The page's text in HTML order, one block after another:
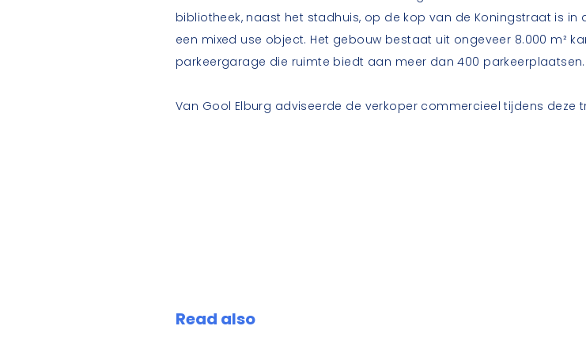
bibliotheek, naast het stadhuis, op de kop van de Koningstraat is
een mixed use object. Het gebouw bestaat uit ongeveer 8.000 m²
parkeergarage die ruimte biedt aan meer dan 400 parkeerplaatsen.
Van Gool Elburg adviseerde de verkoper commercieel tijdens deze
Read also